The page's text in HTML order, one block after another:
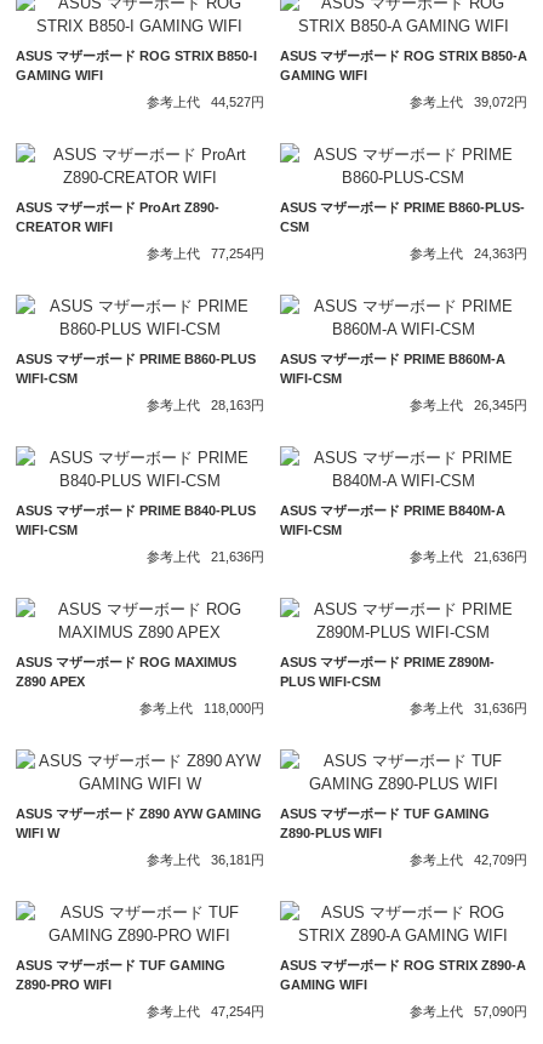
ASUS マザーボード ROG STRIX B850-I
GAMING WIFI
参考上代
44,527円
ASUS マザーボード ROG STRIX B850-A
GAMING WIFI
参考上代
39,072円
ASUS マザーボード ProArt Z890-
CREATOR WIFI
参考上代
77,254円
ASUS マザーボード PRIME B860-PLUS-
CSM
参考上代
24,363円
ASUS マザーボード PRIME B860-PLUS
WIFI-CSM
参考上代
28,163円
ASUS マザーボード PRIME B860M-A
WIFI-CSM
参考上代
26,345円
ASUS マザーボード PRIME B840-PLUS
WIFI-CSM
参考上代
21,636円
ASUS マザーボード PRIME B840M-A
WIFI-CSM
参考上代
21,636円
ASUS マザーボード ROG MAXIMUS
Z890 APEX
参考上代
118,000円
ASUS マザーボード PRIME Z890M-
PLUS WIFI-CSM
参考上代
31,636円
ASUS マザーボード Z890 AYW GAMING
WIFI W
参考上代
36,181円
ASUS マザーボード TUF GAMING
Z890-PLUS WIFI
参考上代
42,709円
ASUS マザーボード TUF GAMING
Z890-PRO WIFI
参考上代
47,254円
ASUS マザーボード ROG STRIX Z890-A
GAMING WIFI
参考上代
57,090円